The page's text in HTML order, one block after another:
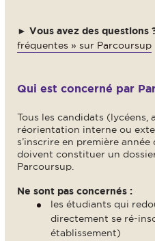
►Vous avez des questions
fréquentes » sur Parcoursup
Qui est concerné par
Tous les candidats (lycéens,
réorientation interne ou
s’inscrire en première
doivent constituer un
Parcoursup.
Ne sont pas concernés :
les étudiants qui
directement se ré-
établissement)